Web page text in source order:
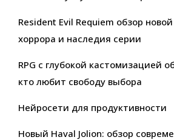
Resident Evil Requiem обзор
хоррора и наследия серии
RPG с глубокой кастомизацией
кто любит свободу выбора
Нейросети для продуктивности
Новый Haval Jolion: обзор